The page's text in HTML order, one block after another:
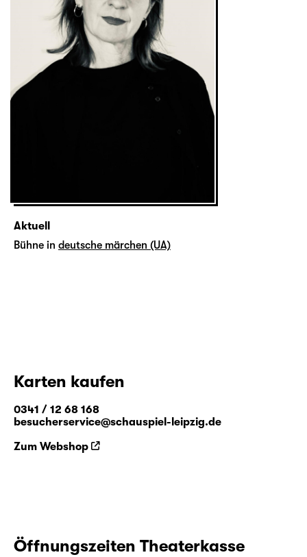
Aktuell
Bühne in deutsche märchen (UA)
Karten kaufen
0341 / 12 68 168
besucherservice@schauspiel-leipzig.de
Zum Webshop
Öffnungszeiten Theaterkasse